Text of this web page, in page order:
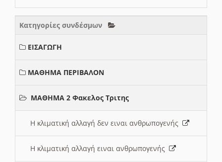
Κατηγορίες συνδέσμων
ΕΙΣΑΓΩΓΗ
ΜΑΘΗΜΑ ΠΕΡΙΒΑΛΟΝ
ΜΑΘΗΜΑ 2 Φακελος Τριτης
Η κλιματική αλλαγή δεν ειναι ανθρωπογενής
Η κλιματική αλλαγή ειναι ανθρωπογενής